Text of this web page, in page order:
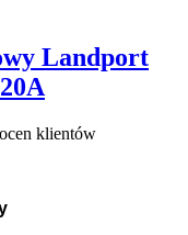
Landport
ocen klientów